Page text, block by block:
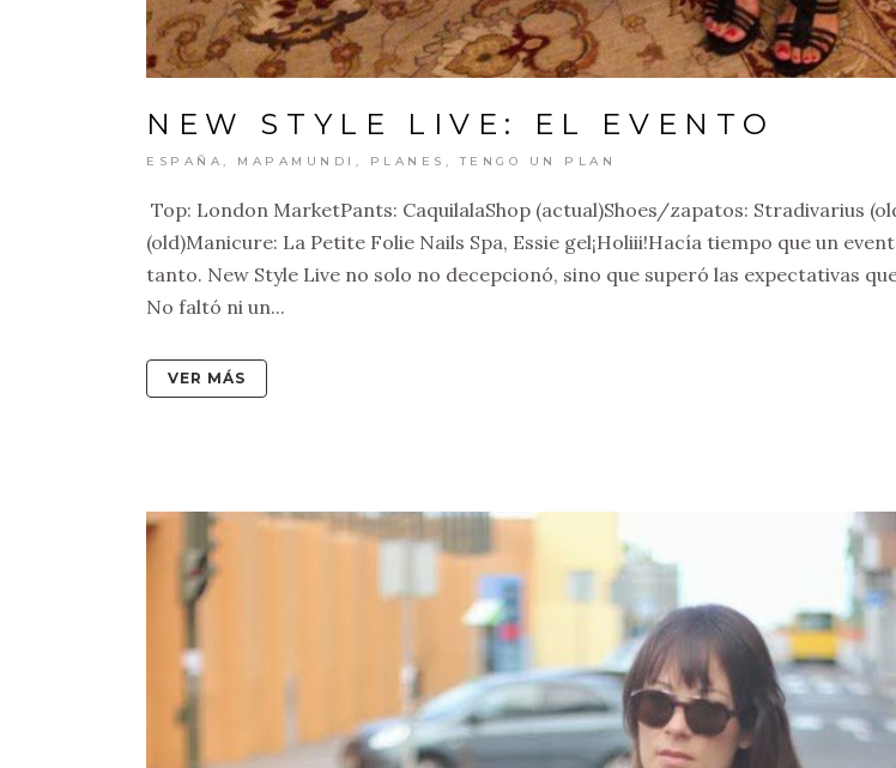
NEW STYLE LIVE: EL EVENTO
ESPAÑA , MAPAMUNDI , PLANES ,TENGO UN PLAN
Top: London MarketPants: CaquilalaShop (actual)Shoes/zapatos: Stradivarius
(old)Manicure: La Petite Folie Nails Spa, Essie gel¡Holiii!Hacía tiempo que un
tanto. New Style Live no solo no decepcionó, sino que superó las expectativas
No faltó ni un...
VER MÁS